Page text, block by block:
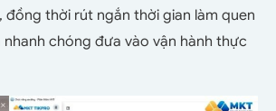
đồng thời rút ngắn thời gian làm quen
nhanh chóng đưa vào vận hành thực